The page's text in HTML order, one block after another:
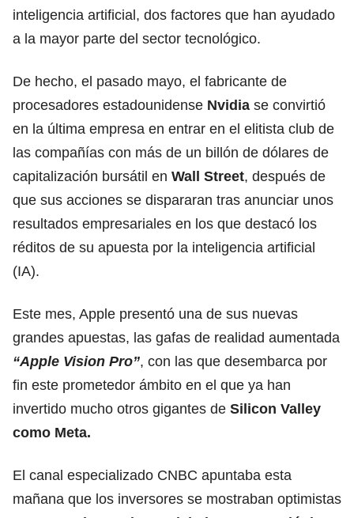
inteligencia artificial, dos factores que han ayudado
a la mayor parte del sector tecnológico.
De hecho, el pasado mayo, el fabricante de
procesadores estadounidense Nvidia se convirtió
en la última empresa en entrar en el elitista club de
las compañías con más de un billón de dólares de
capitalización bursátil en Wall Street, después de
que sus acciones se dispararan tras anunciar unos
resultados empresariales en los que destacó los
réditos de su apuesta por la inteligencia artificial
(IA).
Este mes, Apple presentó una de sus nuevas
grandes apuestas, las gafas de realidad aumentada
“Apple Vision Pro”, con las que desembarca por
fin este prometedor ámbito en el que ya han
invertido mucho otros gigantes de Silicon Valley
como Meta.
El canal especializado CNBC apuntaba esta
mañana que los inversores se mostraban optimistas